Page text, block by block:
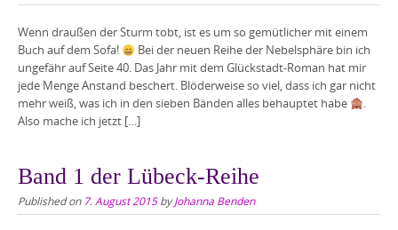
Wenn draußen der Sturm tobt, ist es um so gemütlicher mit einem
Buch auf dem Sofa!
Bei der neuen Reihe der Nebelsphäre bin ich
ungefähr auf Seite 40. Das Jahr mit dem Glückstadt-Roman hat mir
jede Menge Anstand beschert. Blöderweise so viel, dass ich gar nicht
mehr weiß, was ich in den sieben Bänden alles behauptet habe
.
Also mache ich jetzt […]
Band 1 der Lübeck-Reihe
Published on 7. August 2015byJohanna Benden